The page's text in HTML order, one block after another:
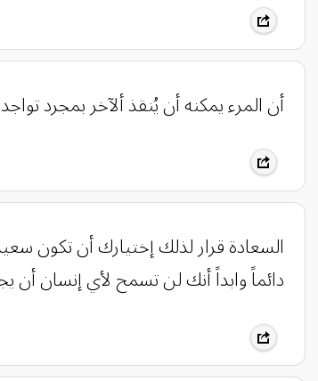
أن المرء يمكنه أن يُنقذ ألآخر بمجرد
السعادة قرار لذلك إختيارك أن تكون
دائماً وابداً أنك لن تسمح لأي إنسان